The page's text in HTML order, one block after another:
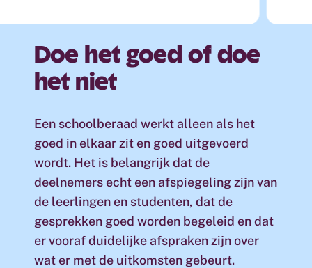
Doe het goed of doe
het niet
Een schoolberaad werkt alleen als het
goed in elkaar zit en goed uitgevoerd
wordt. Het is belangrijk dat de
deelnemers echt een afspiegeling zijn van
de leerlingen en studenten, dat de
gesprekken goed worden begeleid en dat
er vooraf duidelijke afspraken zijn over
wat er met de uitkomsten gebeurt.